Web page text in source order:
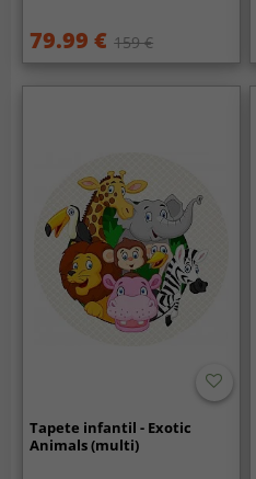
79.99 € 159 €
Tapete infantil - Exotic
Animals (multi)